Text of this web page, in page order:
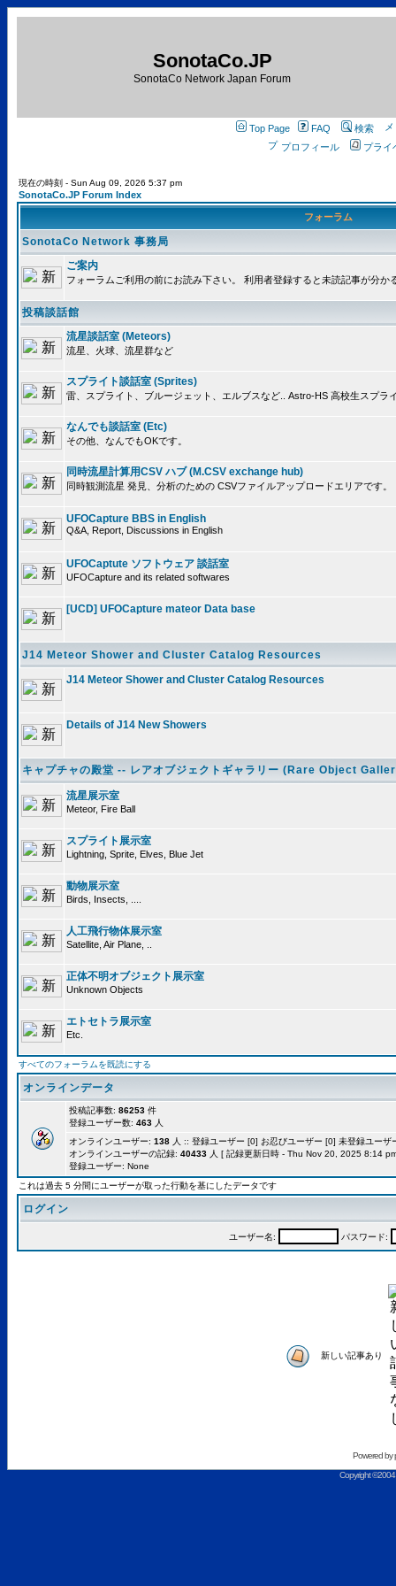
SonotaCo.JP
SonotaCo Network Japan Forum
Top Page FAQ
検索
プロフィール
プライ
現在の時刻 - Sun Aug 09, 2026 5:37 pm
SonotaCo.JP Forum Index
フォーラム
SonotaCo Network 事務局
ご案内
フォーラムご利用の前にお読み下さい。 利用者登録すると未読記事が分か
投稿談話館
流星談話室 (Meteors)
流星、火球、流星群など
スプライト談話室 (Sprites)
雷、スプライト、ブルージェット、エルブスなど.. Astro-HS 高校生スプラ
なんでも談話室 (Etc)
その他、なんでもOKです。
同時流星計算用CSV ハブ (M.CSV exchange hub)
同時観測流星 発見、分析のための CSVファイルアップロードエリアです。
UFOCapture BBS in English
Q&A, Report, Discussions in English
UFOCaptute ソフトウェア 談話室
UFOCapture and its related softwares
[UCD] UFOCapture mateor Data base
J14 Meteor Shower and Cluster Catalog Resources
J14 Meteor Shower and Cluster Catalog Resources
Details of J14 New Showers
キャプチャの殿堂 -- レアオブジェクトギャラリー (Rare Object
流星展示室
Meteor, Fire Ball
スプライト展示室
Lightning, Sprite, Elves, Blue Jet
動物展示室
Birds, Insects, ....
人工飛行物体展示室
Satellite, Air Plane, ..
正体不明オブジェクト展示室
Unknown Objects
エトセトラ展示室
Etc.
すべてのフォーラムを既読にする
オンラインデータ
投稿記事数: 86253 件
登録ユーザー数: 463 人
オンラインユーザー: 138 人 :: 登録ユーザー [0] お忍びユーザー [0] 未登録ユー
オンラインユーザーの記録: 40433 人 [ 記録更新日時 - Thu Nov 20, 2025 8:14
登録ユーザー: None
これは過去 5 分間にユーザーが取った行動を基にしたデータです
ログイン
ユーザー名: パスワード:
新しい記事あり
Powered by
Copyright ©2004